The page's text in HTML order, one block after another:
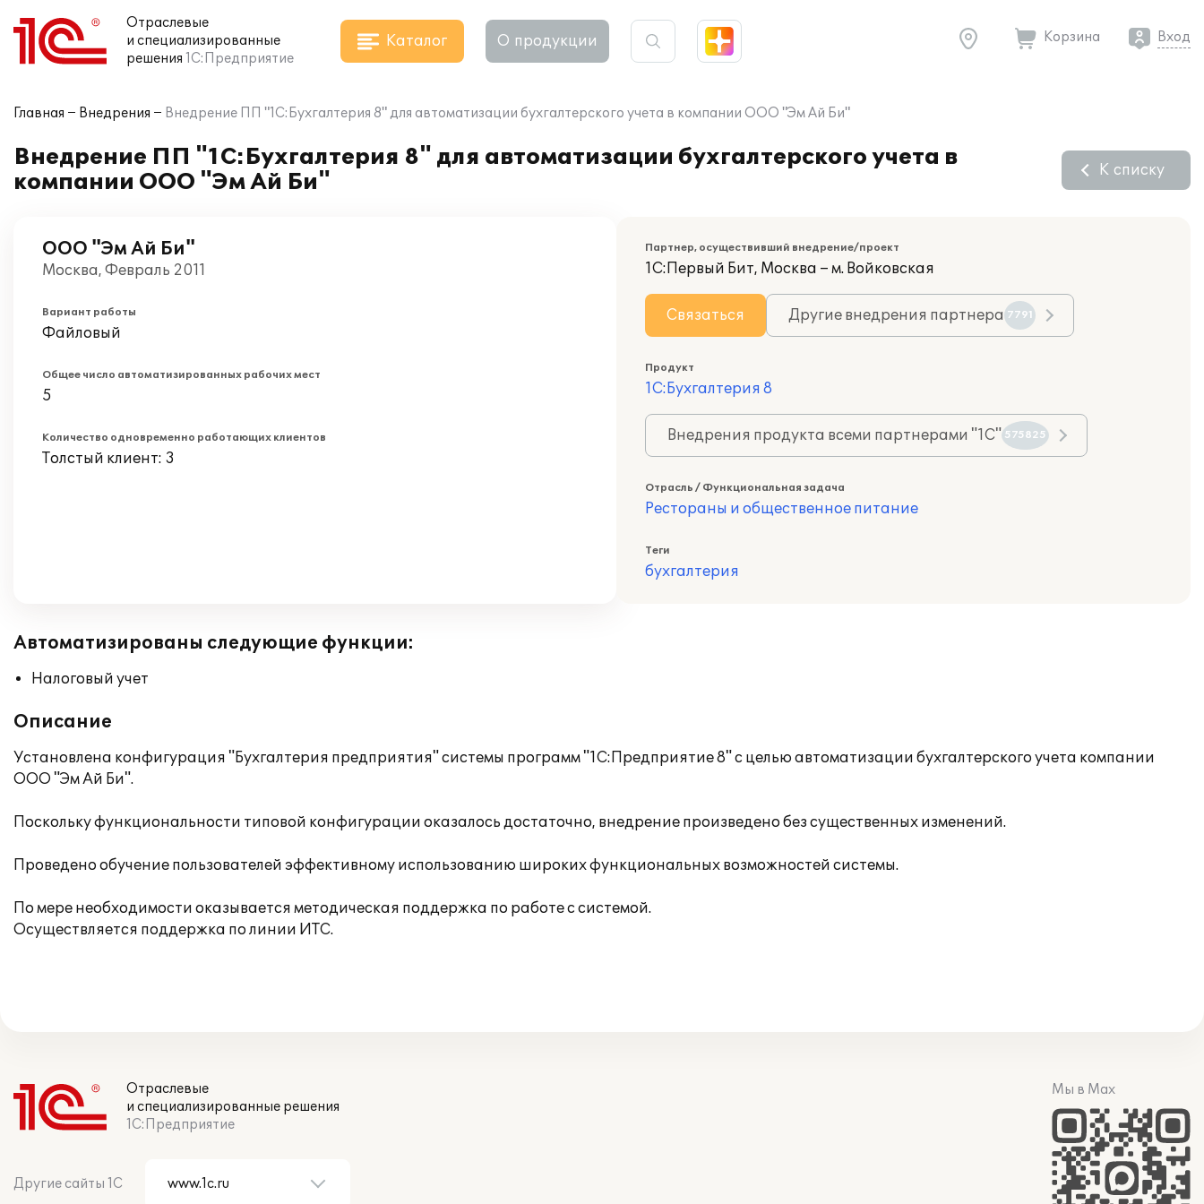
Отраслевые
и специализированные
решения 1С:Предприятие
Каталог О продукции Корзина Вход
Главная Внедрения Внедрение ПП "1С:Бухгалтерия 8" для автоматизации бухгалтерского учета в компании ООО "Эм Ай Би"
Внедрение ПП "1С:Бухгалтерия 8" для автоматизации бухгалтерского учета в
компании ООО "Эм Ай Би"
К списку
ООО "Эм Ай Би"
Москва, Февраль 2011
Вариант работы
Файловый
Общее число автоматизированных рабочих мест
5
Количество одновременно работающих клиентов
Толстый клиент: 3
Партнер, осуществивший внедрение/проект
1С:Первый Бит, Москва – м. Войковская
Связаться Другие внедрения партнера 7791
Продукт
1С:Бухгалтерия 8
Внедрения продукта всеми партнерами "1С" 575825
Отрасль / Функциональная задача
Рестораны и общественное питание
Теги
бухгалтерия
Автоматизированы следующие функции:
Налоговый учет
Описание
Установлена конфигурация "Бухгалтерия предприятия" системы программ "1С:Предприятие 8" с целью автоматизации бухгалтерского учета компании
ООО "Эм Ай Би".
Поскольку функциональности типовой конфигурации оказалось достаточно, внедрение произведено без существенных изменений.
Проведено обучение пользователей эффективному использованию широких функциональных возможностей системы.
По мере необходимости оказывается методическая поддержка по работе с системой.
Осуществляется поддержка по линии ИТС.
Отраслевые
и специализированные решения
1С:Предприятие
Другие сайты 1С
Мы в Max